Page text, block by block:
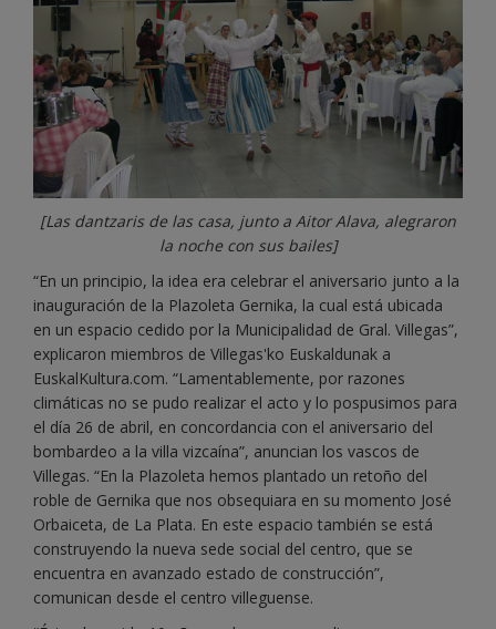
[Las dantzaris de las casa, junto a Aitor Alava, alegraron
la noche con sus bailes]
“En un principio, la idea era celebrar el aniversario junto a la
inauguración de la Plazoleta Gernika, la cual está ubicada
en un espacio cedido por la Municipalidad de Gral. Villegas”,
explicaron miembros de Villegas'ko Euskaldunak a
EuskalKultura.com. “Lamentablemente, por razones
climáticas no se pudo realizar el acto y lo pospusimos para
el día 26 de abril, en concordancia con el aniversario del
bombardeo a la villa vizcaína”, anuncian los vascos de
Villegas. “En la Plazoleta hemos plantado un retoño del
roble de Gernika que nos obsequiara en su momento José
Orbaiceta, de La Plata. En este espacio también se está
construyendo la nueva sede social del centro, que se
encuentra en avanzado estado de construcción”,
comunican desde el centro villeguense.